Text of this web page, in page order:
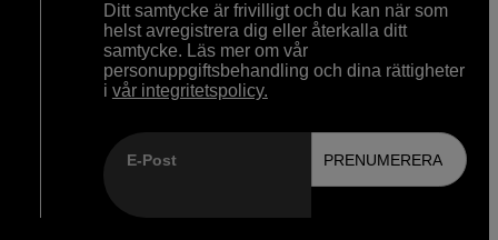
Ditt samtycke är frivilligt och du kan när som
helst avregistrera dig eller återkalla ditt
samtycke. Läs mer om vår
personuppgiftsbehandling och dina rättigheter
i vår integritetspolicy.
E-Post PRENUMERERA